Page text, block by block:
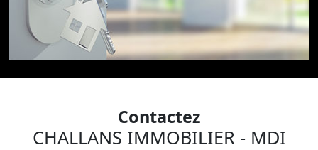
Contactez
CHALLANS IMMOBILIER - MDI